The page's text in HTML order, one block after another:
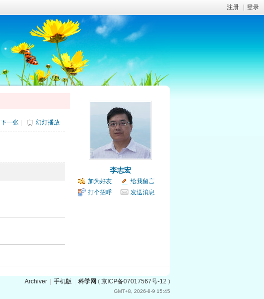
注册 登录
下一张 幻灯播放
李志宏
加为好友
给我留言
打个招呼
发送消息
Archiver 手机版 科学网 ( 京ICP备07017567号-12 )
GMT+8, 2026-8-9 15:45